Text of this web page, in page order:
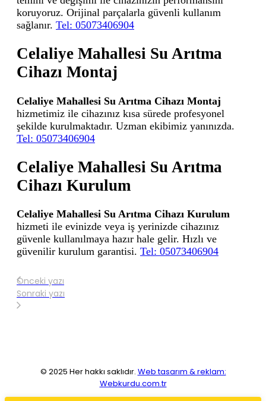
koruyoruz. Orijinal parçalarla güvenli kullanım
sağlanır. Tel: 05073406904
Celaliye Mahallesi Su Arıtma
Cihazı Montaj
Celaliye Mahallesi Su Arıtma Cihazı Montaj
hizmetimiz ile cihazınız kısa sürede profesyonel
şekilde kurulmaktadır. Uzman ekibimiz yanınızda.
Tel: 05073406904
Celaliye Mahallesi Su Arıtma
Cihazı Kurulum
Celaliye Mahallesi Su Arıtma Cihazı Kurulum
hizmeti ile evinizde veya iş yerinizde cihazınız
güvenle kullanılmaya hazır hale gelir. Hızlı ve
güvenilir kurulum garantisi. Tel: 05073406904
Önceki yazı
Sonraki yazı
© 2025 Her hakkı saklıdır. Web tasarım & reklam:
Webkurdu.com.tr